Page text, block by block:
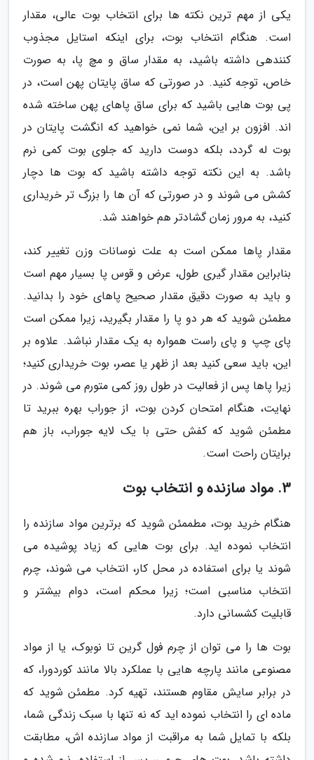
یکی از مهم ترین نکته ها برای انتخاب بوت عالی، مقدار
است. هنگام انتخاب بوت، برای اینکه استایل مجذوب
کنندهی داشته باشید، به مقدار ساق و مچ پا، به صورت
خاص، توجه کنید. در صورتی که ساق پایتان پهن است، در
پی بوت هایی باشید که برای ساق پاهای پهن ساخته شده
اند. افزون بر این، شما نمی خواهید که انگشت پایتان در
بوت له گردد، بلکه دوست دارید که جلوی بوت کمی نرم
باشد. به این نکته توجه داشته باشید که بوت ها دچار
کشش می شوند و در صورتی که آن ها را بزرگ تر خریداری
کنید، به مرور زمان گشادتر هم خواهند شد.
مقدار پاها ممکن است به علت نوسانات وزن تغییر کند،
بنابراین مقدار گیری طول، عرض و قوس پا بسیار مهم است
و باید به صورت دقیق مقدار صحیح پاهای خود را بدانید.
مطمئن شوید که هر دو پا را مقدار بگیرید، زیرا ممکن است
پای چپ و پای راست همواره به یک مقدار نباشد. علاوه بر
این، باید سعی کنید بعد از ظهر یا عصر، بوت خریداری کنید؛
زیرا پاها پس از فعالیت در طول روز کمی متورم می شوند. در
نهایت، هنگام امتحان کردن بوت، از جوراب بهره ببرید تا
مطمئن شوید که کفش حتی با یک لایه جوراب، باز هم
برایتان راحت است.
3. مواد سازنده و انتخاب بوت
هنگام خرید بوت، مطممئن شوید که برترین مواد سازنده را
انتخاب نموده اید. برای بوت هایی که زیاد پوشیده می
شوند یا برای استفاده در محل کار، انتخاب می شوند، چرم
انتخاب مناسبی است؛ زیرا محکم است، دوام بیشتر و
قابلیت کشسانی دارد.
بوت ها را می توان از چرم فول گرین تا نوبوک، یا از مواد
مصنوعی مانند پارچه هایی با عملکرد بالا مانند کوردورا، که
در برابر سایش مقاوم هستند، تهیه کرد. مطمئن شوید که
ماده ای را انتخاب نموده اید که نه تنها با سبک زندگی شما،
بلکه با تمایل شما به مراقبت از مواد سازنده اش، مطابقت